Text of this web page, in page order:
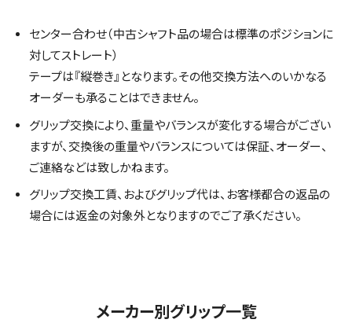
センター合わせ（中古シャフト品の場合は標準のポジションに
対してストレート）
テープは『縦巻き』となります。その他交換方法へのいかなる
オーダーも承ることはできません。
グリップ交換により、重量やバランスが変化する場合がござい
ますが、交換後の重量やバランスについては保証、オーダー、
ご連絡などは致しかねます。
グリップ交換工賃、およびグリップ代は、お客様都合の返品の
場合には返金の対象外となりますのでご了承ください。
メーカー別グリップ一覧